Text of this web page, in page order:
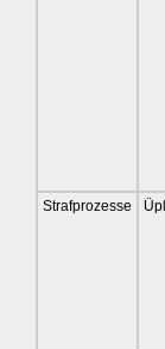
Strafprozesse